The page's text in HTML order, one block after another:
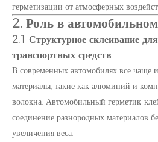
герметизации от атмосферных
2. Роль в
2.1 Структурное склеивание
транспортных средств
В современных автомобилях все чаще
материалы, такие как алюминий и
волокна. Автомобильный герметик-
соединение разнородных материалов
увеличения веса.